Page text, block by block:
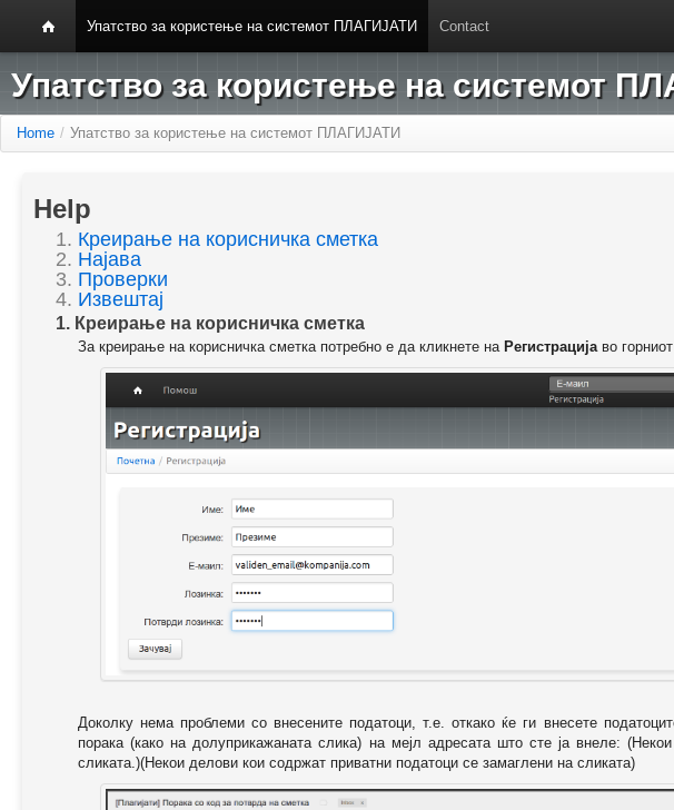
Упатство за користење на системот ПЛАГИЈАТИ Contact
Упатство за користење на системот
Home / Упатство за користење на системот ПЛАГИЈАТИ
Help
1. Креирање на корисничка сметка
2. Најава
3. Проверки
4. Извештај
1. Креирање на корисничка сметка
За креирање на корисничка сметка потребно е да кликнете на Регистрацијаво
Доколку нема проблеми со внесените податоци, т.е. откако ќе ги внесете
порака (како на долуприкажаната слика) на мејл адресата што сте ја внеле:
сликата.)(Некои делови кои содржат приватни податоци се замаглени на сликата)